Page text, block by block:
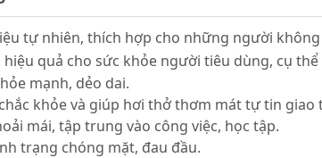
tự nhiên, thích hợp cho những người
quả cho sức khỏe người tiêu dùng, cụ thể
mạnh, dẻo dai.
khỏe và giúp hơi thở thơm mát tự tin giao
mái, tập trung vào công việc, học tập.
trạng chóng mặt, đau đầu.